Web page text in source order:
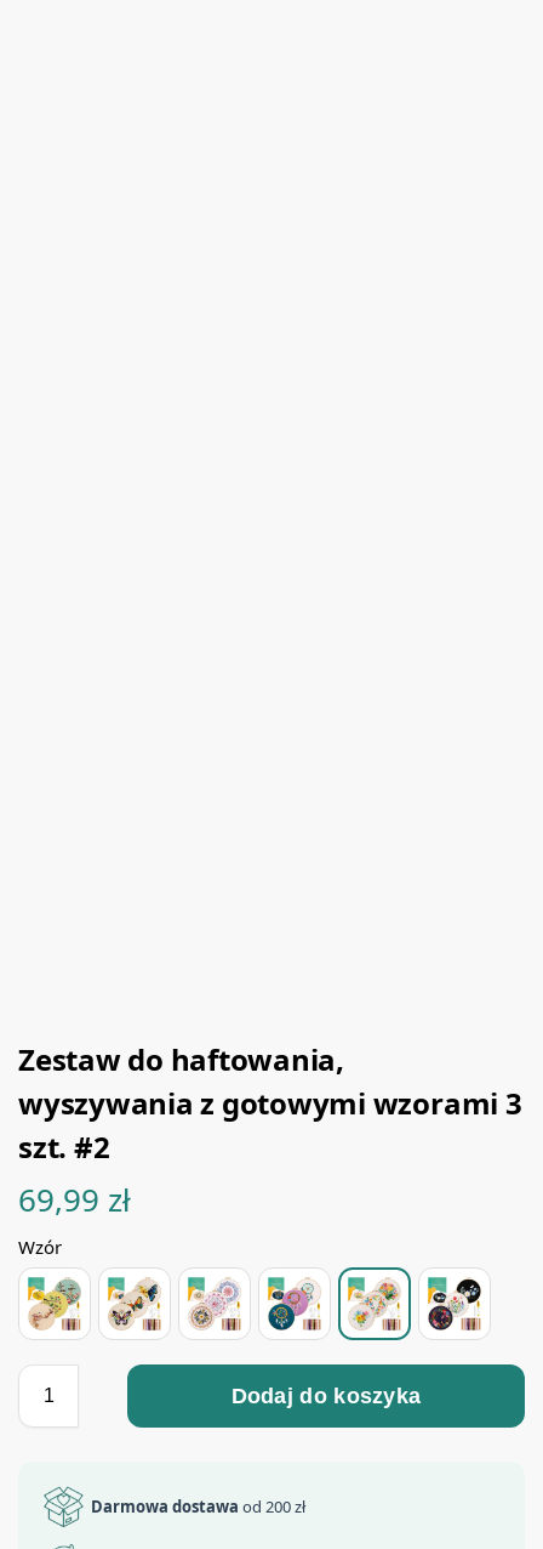
Zestaw do haftowania,
wyszywania z gotowymi wzorami 3
szt. #2
69,99 zł
Wzór
Dodaj do koszyka
Darmowa dostawa od 200 zł